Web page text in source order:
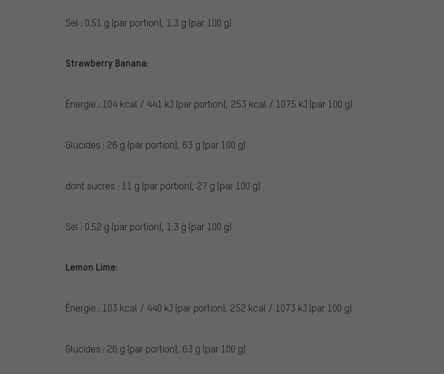
Sel : 0.51 g (par portion), 1.3 g (par 100 g)
Strawberry Banana:
Énergie : 104 kcal / 441 kJ (par portion), 253 kcal / 1075 kJ (par 100 g)
Glucides : 26 g (par portion), 63 g (par 100 g)
dont sucres : 11 g (par portion), 27 g (par 100 g)
Sel : 0.52 g (par portion), 1.3 g (par 100 g)
Lemon Lime:
Énergie : 103 kcal / 440 kJ (par portion), 252 kcal / 1073 kJ (par 100 g)
Glucides : 26 g (par portion), 63 g (par 100 g)